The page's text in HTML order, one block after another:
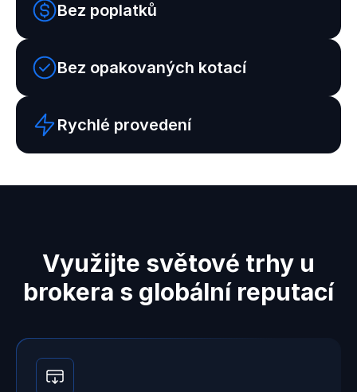
Bez poplatků
Bez opakovaných kotací
Rychlé provedení
Využijte světové trhy u
brokera s globální reputací